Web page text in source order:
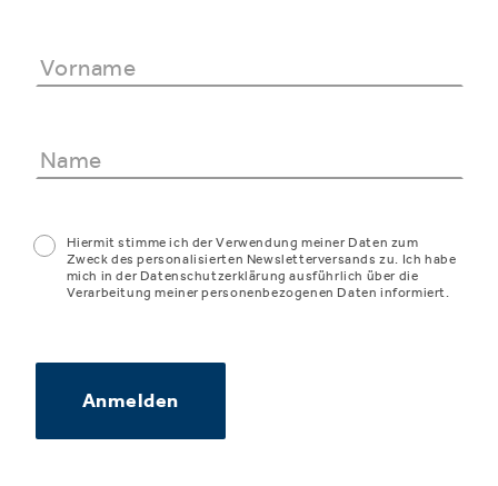
Hiermit stimme ich der Verwendung meiner Daten zum
Zweck des personalisierten Newsletterversands zu. Ich habe
mich in der Datenschutzerklärung ausführlich über die
Verarbeitung meiner personenbezogenen Daten informiert.
Anmelden